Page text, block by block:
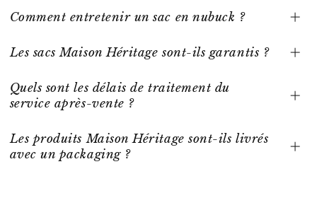
Comment entretenir un sac en nubuck ?
Les sacs Maison Héritage sont-ils garantis ?
Quels sont les délais de traitement du
service après-vente ?
Les produits Maison Héritage sont-ils livrés
avec un packaging ?